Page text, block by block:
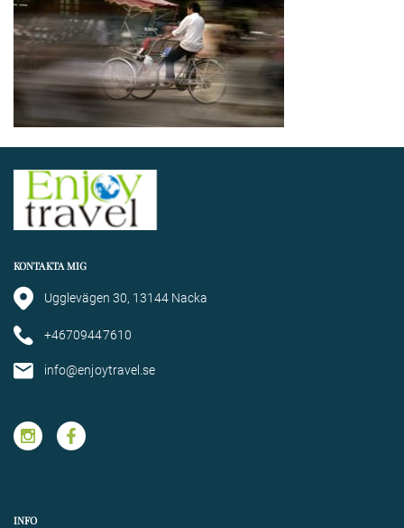
KONTAKTA MIG
Ugglevägen 30, 13144 Nacka
+46709447610
info@enjoytravel.se
INFO